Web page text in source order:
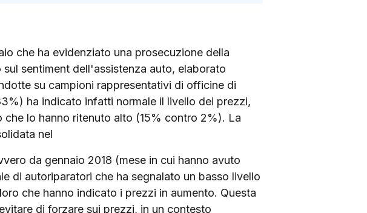
che ha evidenziato una prosecuzione della
sentiment dell'assistenza auto, elaborato
su campioni rappresentativi di officine di
ha indicato infatti normale il livello dei prezzi,
lo hanno ritenuto alto (15% contro 2%). La
nel
da gennaio 2018 (mese in cui hanno avuto
di autoriparatori che ha segnalato un basso livello
che hanno indicato i prezzi in aumento. Questa
di forzare sui prezzi, in un contesto